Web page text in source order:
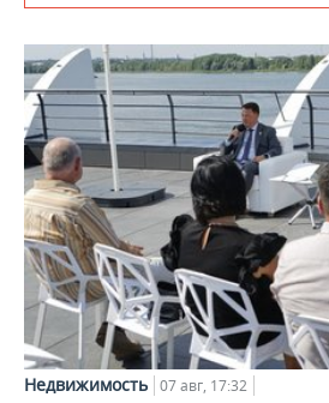
Недвижимость 07 авг, 17:32